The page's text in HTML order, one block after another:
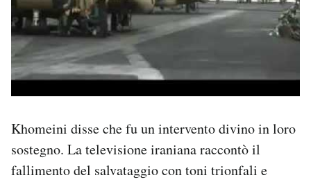
Khomeini disse che fu un intervento divino in loro
sostegno. La televisione iraniana raccontò il
fallimento del salvataggio con toni trionfali e